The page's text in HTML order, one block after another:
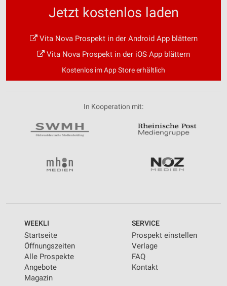
Jetzt kostenlos laden
Vita Nova Prospekt in der Android App blättern
Vita Nova Prospekt in der iOS App blättern
Kostenlos im App Store erhältlich
In Kooperation mit:
WEEKLI
Startseite
Öffnungszeiten
Alle Prospekte
Angebote
Magazin
SERVICE
Prospekt einstellen
Verlage
FAQ
Kontakt